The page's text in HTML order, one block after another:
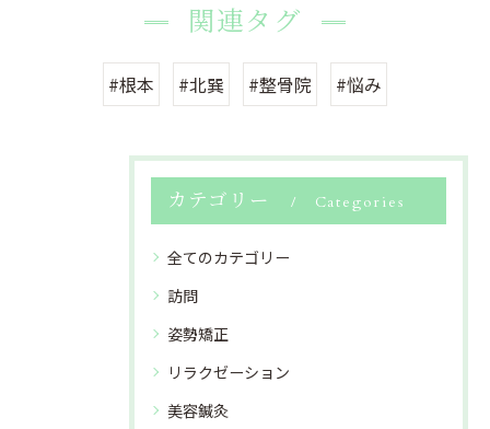
関連タグ
#根本 #北巽 #整骨院 #悩み
カテゴリー Categories
全てのカテゴリー
訪問
姿勢矯正
リラクゼーション
美容鍼灸